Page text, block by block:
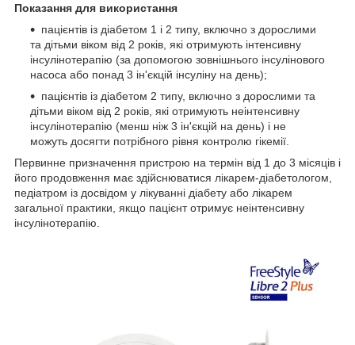
Показання для використання
пацієнтів із діабетом 1 і 2 типу, включно з дорослими
та дітьми віком від 2 років, які отримують інтенсивну
інсулінотерапію (за допомогою зовнішнього інсулінового
насоса або понад 3 ін'єкцій інсуліну на день);
пацієнтів із діабетом 2 типу, включно з дорослими та
дітьми віком від 2 років, які отримують неінтенсивну
інсулінотерапію (менш ніж 3 ін'єкцій на день) і не
можуть досягти потрібного рівня контролю гікемії.
Первинне призначення пристрою на термін від 1 до 3 місяців і
його продовження має здійснюватися лікарем-діабетологом,
педіатром із досвідом у лікуванні діабету або лікарем
загальної практики, якщо пацієнт отримує неінтенсивну
інсулінотерапію.